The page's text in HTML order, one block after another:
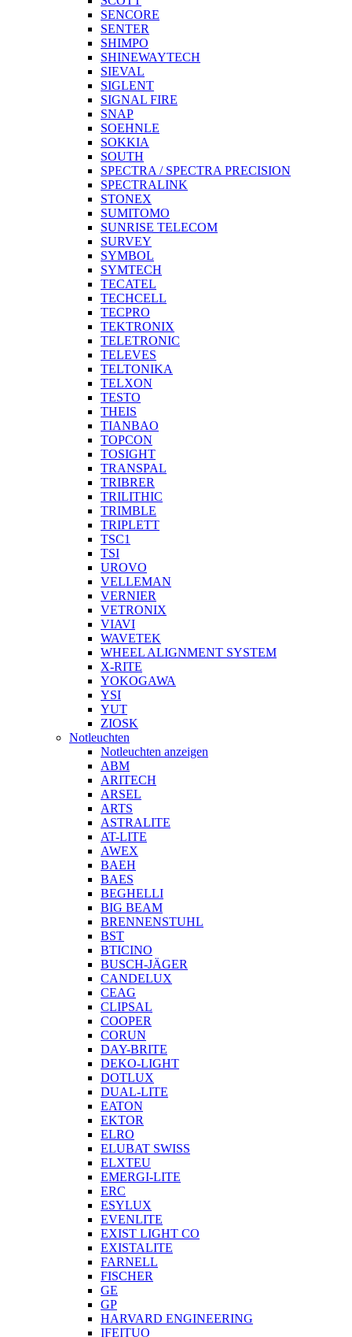
SENCORE
SENTER
SHIMPO
SHINEWAYTECH
SIEVAL
SIGLENT
SIGNAL FIRE
SNAP
SOEHNLE
SOKKIA
SOUTH
SPECTRA / SPECTRA PRECISION
SPECTRALINK
STONEX
SUMITOMO
SUNRISE TELECOM
SURVEY
SYMBOL
SYMTECH
TECATEL
TECHCELL
TECPRO
TEKTRONIX
TELETRONIC
TELEVES
TELTONIKA
TELXON
TESTO
THEIS
TIANBAO
TOPCON
TOSIGHT
TRANSPAL
TRIBRER
TRILITHIC
TRIMBLE
TRIPLETT
TSC1
TSI
UROVO
VELLEMAN
VERNIER
VETRONIX
VIAVI
WAVETEK
WHEEL ALIGNMENT SYSTEM
X-RITE
YOKOGAWA
YSI
YUT
ZIOSK
Notleuchten
Notleuchten anzeigen
ABM
ARITECH
ARSEL
ARTS
ASTRALITE
AT-LITE
AWEX
BAEH
BAES
BEGHELLI
BIG BEAM
BRENNENSTUHL
BST
BTICINO
BUSCH-JÄGER
CANDELUX
CEAG
CLIPSAL
COOPER
CORUN
DAY-BRITE
DEKO-LIGHT
DOTLUX
DUAL-LITE
EATON
EKTOR
ELRO
ELUBAT SWISS
ELXTEU
EMERGI-LITE
ERC
ESYLUX
EVENLITE
EXIST LIGHT CO
EXISTALITE
FARNELL
FISCHER
GE
GP
HARVARD ENGINEERING
IFEITUO